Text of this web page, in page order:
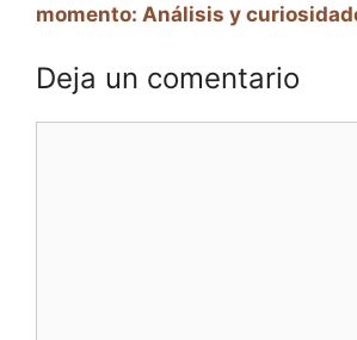
momento: Análisis y
Deja un comentario